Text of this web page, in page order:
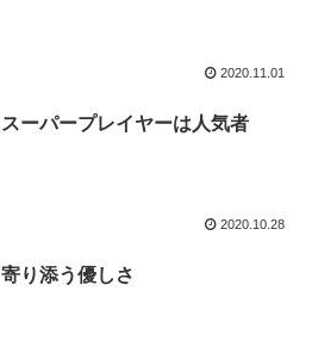
2020.11.01
スーパープレイヤーは人気者
2020.10.28
寄り添う優しさ